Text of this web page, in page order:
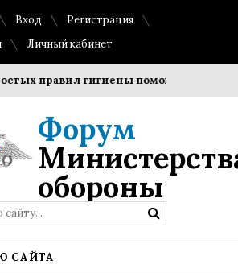
Вход
Регистрация
Личный кабинет
правил гигиены помогает
Форум
обороны
САЙТА